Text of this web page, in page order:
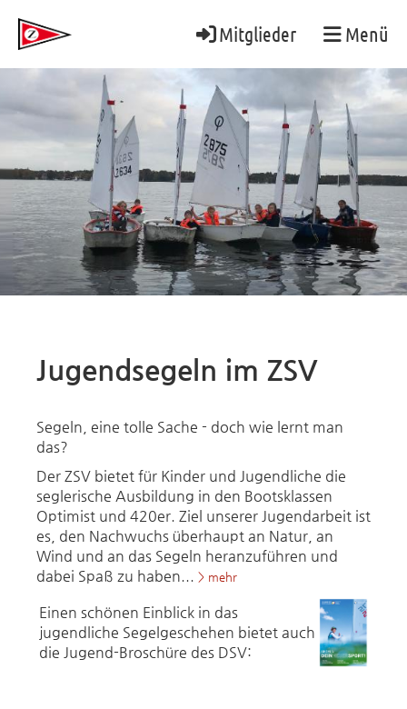
Mitglieder Menü
Jugendsegeln im ZSV
Segeln, eine tolle Sache - doch wie lernt man
das?
Der ZSV bietet für Kinder und Jugendliche die
seglerische Ausbildung in den Bootsklassen
Optimist und 420er. Ziel unserer Jugendarbeit ist
es, den Nachwuchs überhaupt an Natur, an
Wind und an das Segeln heranzuführen und
dabei Spaß zu haben... > mehr
Einen schönen Einblick in das
jugendliche Segelgeschehen bietet auch
die Jugend-Broschüre des DSV: